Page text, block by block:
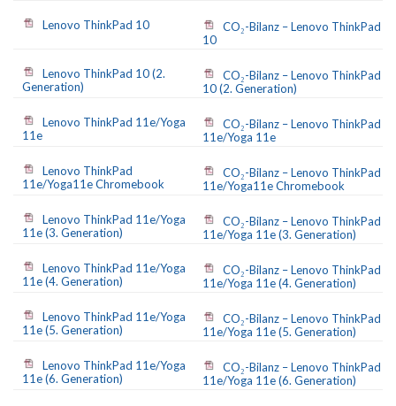
Lenovo ThinkPad 10
CO₂-Bilanz – Lenovo ThinkPad
10
Lenovo ThinkPad 10 (2.
Generation)
CO₂-Bilanz – Lenovo ThinkPad
10 (2. Generation)
Lenovo ThinkPad 11e/Yoga
11e
CO₂-Bilanz – Lenovo ThinkPad
11e/Yoga 11e
Lenovo ThinkPad
11e/Yoga11e Chromebook
CO₂-Bilanz – Lenovo ThinkPad
11e/Yoga11e Chromebook
Lenovo ThinkPad 11e/Yoga
11e (3. Generation)
CO₂-Bilanz – Lenovo ThinkPad
11e/Yoga 11e (3. Generation)
Lenovo ThinkPad 11e/Yoga
11e (4. Generation)
CO₂-Bilanz – Lenovo ThinkPad
11e/Yoga 11e (4. Generation)
Lenovo ThinkPad 11e/Yoga
11e (5. Generation)
CO₂-Bilanz – Lenovo ThinkPad
11e/Yoga 11e (5. Generation)
Lenovo ThinkPad 11e/Yoga
11e (6. Generation)
CO₂-Bilanz – Lenovo ThinkPad
11e/Yoga 11e (6. Generation)